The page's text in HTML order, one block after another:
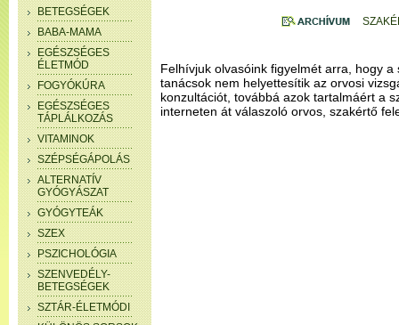
BETEGSÉGEK
BABA-MAMA
EGÉSZSÉGES
ÉLETMÓD
FOGYÓKÚRA
EGÉSZSÉGES
TÁPLÁLKOZÁS
VITAMINOK
SZÉPSÉGÁPOLÁS
ALTERNATÍV
GYÓGYÁSZAT
GYÓGYTEÁK
SZEX
PSZICHOLÓGIA
SZENVEDÉLY-
BETEGSÉGEK
SZTÁR-ÉLETMÓDI
Felhívjuk olvasóink figyelmét arra, hogy a
tanácsok nem helyettesítik az orvosi
konzultációt, továbbá azok tartalmáért a
interneten át válaszoló orvos, szakértő